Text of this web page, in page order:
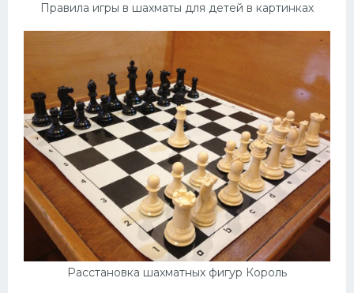
Правила игры в шахматы для детей в картинках
Расстановка шахматных фигур Король